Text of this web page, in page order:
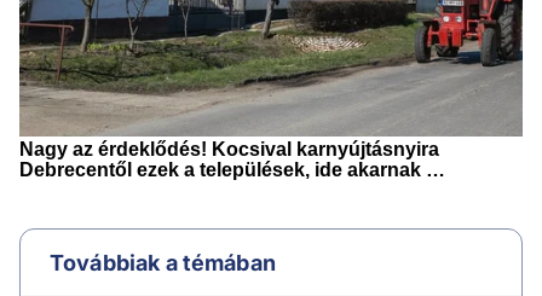
Továbbiak a témában